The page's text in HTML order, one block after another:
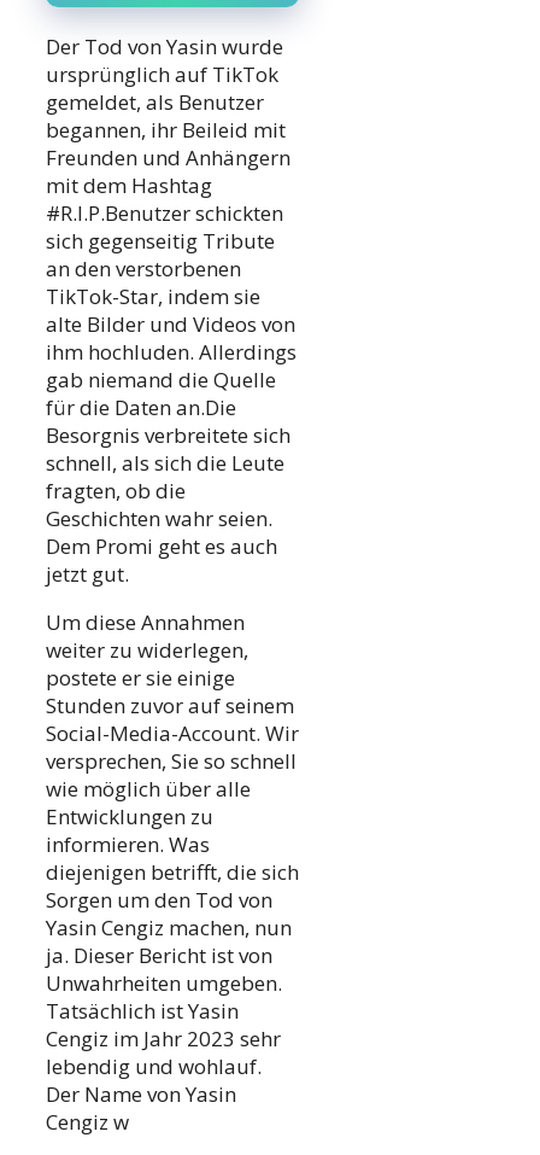
Der Tod von Yasin wurde
ursprünglich auf TikTok
gemeldet, als Benutzer
begannen, ihr Beileid mit
Freunden und Anhängern
mit dem Hashtag
#R.I.P.Benutzer schickten
sich gegenseitig Tribute
an den verstorbenen
TikTok-Star, indem sie
alte Bilder und Videos von
ihm hochluden. Allerdings
gab niemand die Quelle
für die Daten an.Die
Besorgnis verbreitete sich
schnell, als sich die Leute
fragten, ob die
Geschichten wahr seien.
Dem Promi geht es auch
jetzt gut.
Um diese Annahmen
weiter zu widerlegen,
postete er sie einige
Stunden zuvor auf seinem
Social-Media-Account. Wir
versprechen, Sie so schnell
wie möglich über alle
Entwicklungen zu
informieren. Was
diejenigen betrifft, die sich
Sorgen um den Tod von
Yasin Cengiz machen, nun
ja. Dieser Bericht ist von
Unwahrheiten umgeben.
Tatsächlich ist Yasin
Cengiz im Jahr 2023 sehr
lebendig und wohlauf.
Der Name von Yasin
Cengiz w